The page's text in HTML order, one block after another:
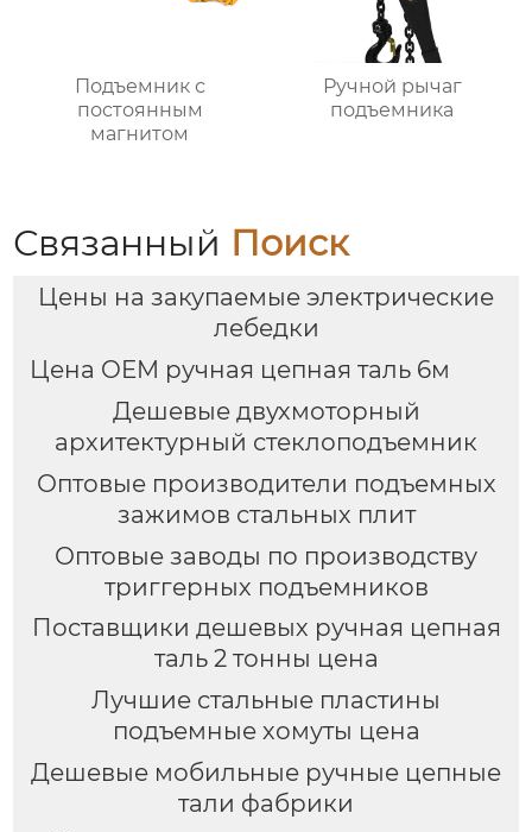
Подъемник с
постоянным
магнитом
Ручной рычаг
подъемника
Связанный Поиск
Цены на закупаемые электрические
лебедки
Цена OEM ручная цепная таль 6м
Дешевые двухмоторный
архитектурный стеклоподъемник
Оптовые производители подъемных
зажимов стальных плит
Оптовые заводы по производству
триггерных подъемников
Поставщики дешевых ручная цепная
таль 2 тонны цена
Лучшие стальные пластины
подъемные хомуты цена
Дешевые мобильные ручные цепные
тали фабрики